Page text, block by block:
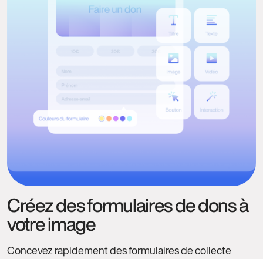
Créez des formulaires de dons à
votre image
Concevez rapidement des formulaires de collecte